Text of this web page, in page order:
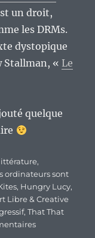
un droit,
les DRMs.
dystopique
Stallman, « Le
quelque
,
ordinateurs sont
, Hungry Lucy,
Libre & Creative
,That That
sur